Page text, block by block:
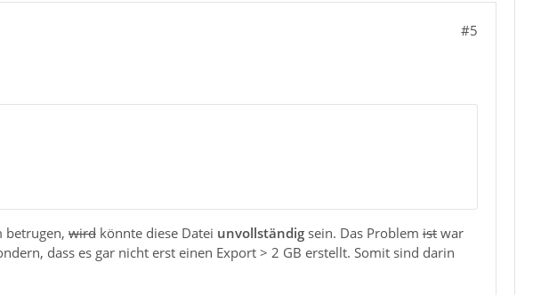
#5
betrugen, wirdkönnte diese Datei unvollständigsein. Das Problem istwar
dass es gar nicht erst einen Export > 2 GB erstellt. Somit sind darin